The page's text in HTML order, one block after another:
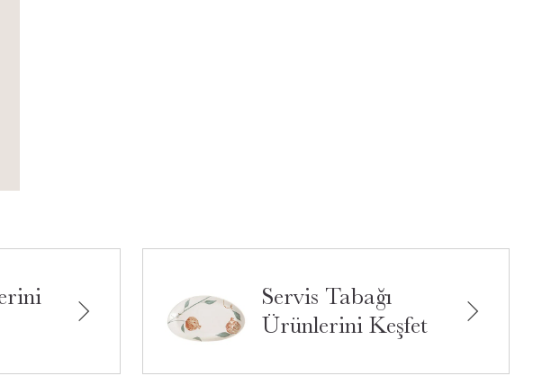
Servis Tabağı
Ürünlerini Keşfet